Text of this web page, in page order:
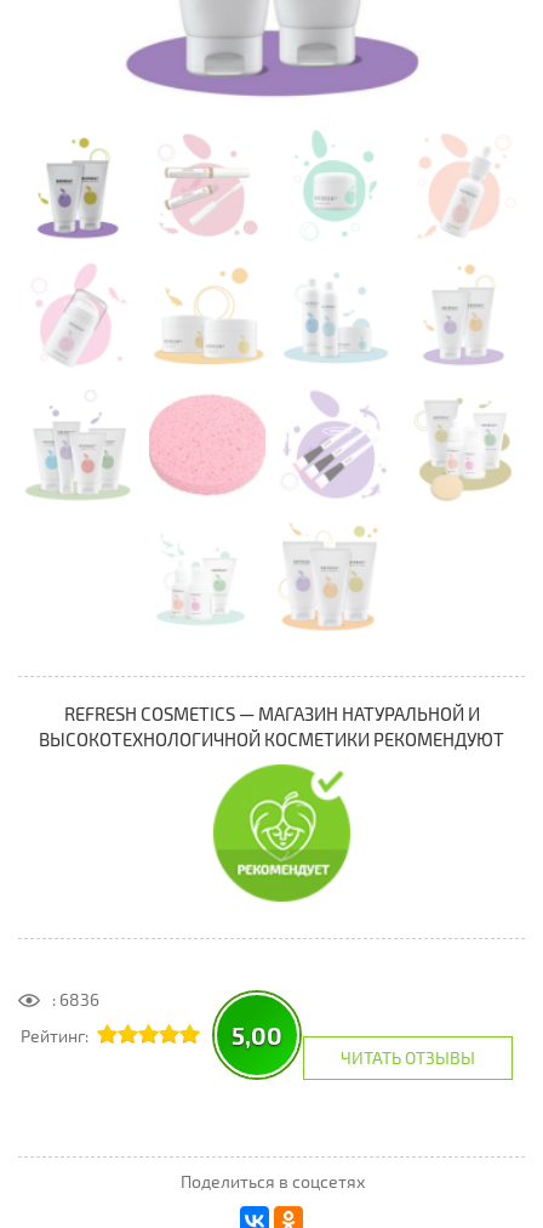
REFRESH COSMETICS — МАГАЗИН НАТУРАЛЬНОЙ И
ВЫСОКОТЕХНОЛОГИЧНОЙ КОСМЕТИКИ РЕКОМЕНДУЮТ
: 6836
Рейтинг:
5,00
ЧИТАТЬ ОТЗЫВЫ
Поделиться в соцсетях